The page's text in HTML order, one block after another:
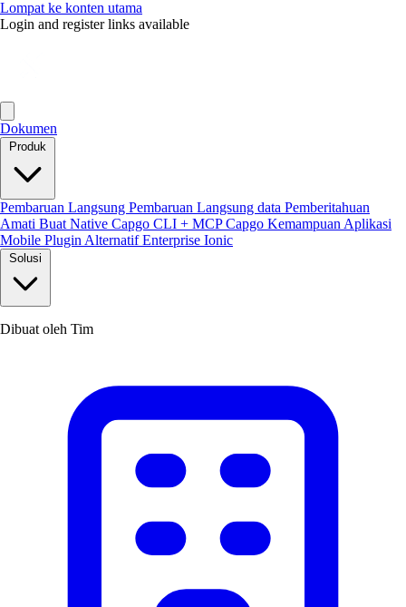
Lompat ke konten utama
Login and register links available
Dokumen
Produk
Pembaruan Langsung Pembaruan Langsung data Pemberitahuan
Amati Buat Native Capgo CLI + MCPCapgo Kemampuan Aplikasi
Mobile Plugin Alternatif Enterprise Ionic
Solusi
Dibuat oleh Tim